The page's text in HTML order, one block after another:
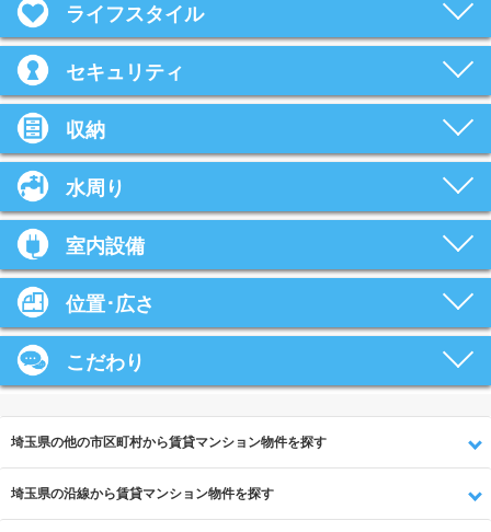
ライフスタイル
セキュリティ
収納
水周り
室内設備
位置･広さ
こだわり
埼玉県の他の市区町村から賃貸マンション物件を探す
埼玉県の沿線から賃貸マンション物件を探す